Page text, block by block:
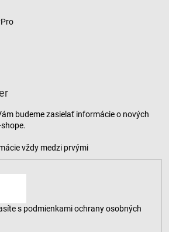
budeme zasielať informácie o nových
s podmienkami ochrany osobných